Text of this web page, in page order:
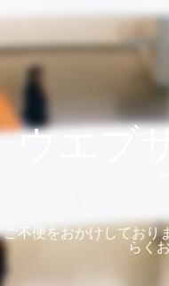
ウエブ
ご不便をおかけしており
らく